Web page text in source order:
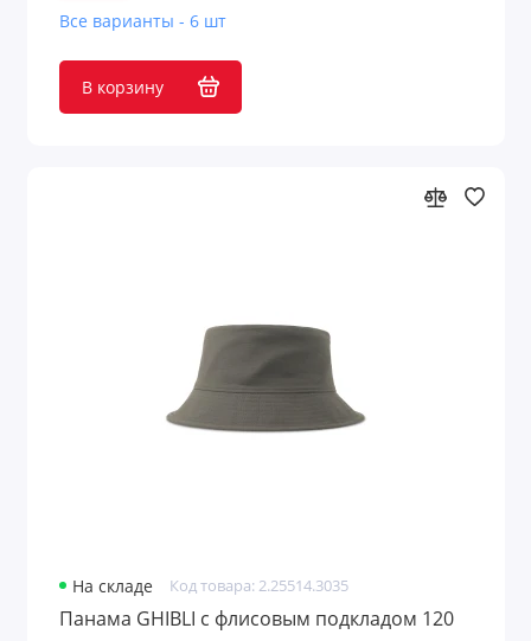
Все варианты - 6 шт
В корзину
На складе Код товара: 2.25514.3035
Панама GHIBLI с флисовым подкладом 120